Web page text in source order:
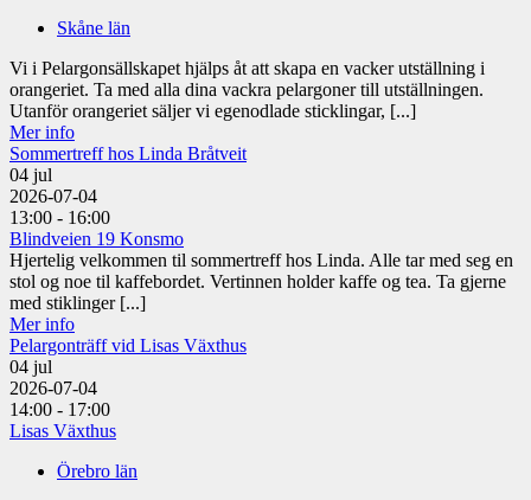
Skåne län
Vi i Pelargonsällskapet hjälps åt att skapa en vacker utställning i
orangeriet. Ta med alla dina vackra pelargoner till utställningen.
Utanför orangeriet säljer vi egenodlade sticklingar, [...]
Mer info
Sommertreff hos Linda Bråtveit
04 jul
2026-07-04
13:00 - 16:00
Blindveien 19 Konsmo
Hjertelig velkommen til sommertreff hos Linda. Alle tar med seg en
stol og noe til kaffebordet. Vertinnen holder kaffe og tea. Ta gjerne
med stiklinger [...]
Mer info
Pelargonträff vid Lisas Växthus
04 jul
2026-07-04
14:00 - 17:00
Lisas Växthus
Örebro län